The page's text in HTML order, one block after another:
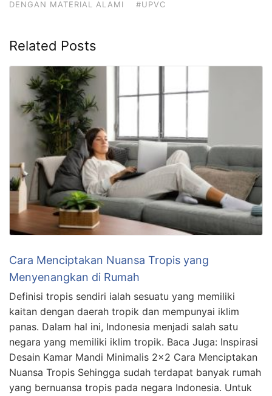
DENGAN MATERIAL ALAMI
#UPVC
Related Posts
Cara Menciptakan Nuansa Tropis yang
Menyenangkan di Rumah
Definisi tropis sendiri ialah sesuatu yang memiliki
kaitan dengan daerah tropik dan mempunyai iklim
panas. Dalam hal ini, Indonesia menjadi salah satu
negara yang memiliki iklim tropik. Baca Juga: Inspirasi
Desain Kamar Mandi Minimalis 2×2 Cara Menciptakan
Nuansa Tropis Sehingga sudah terdapat banyak rumah
yang bernuansa tropis pada negara Indonesia. Untuk